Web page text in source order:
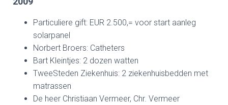
Particuliere gift: EUR 2.500,= voor start aanleg
solarpanel
Norbert Broers: Catheters
Bart Kleintjes: 2 dozen watten
TweeSteden Ziekenhuis: 2 ziekenhuisbedden met
matrassen
De heer Christiaan Vermeer, Chr. Vermeer